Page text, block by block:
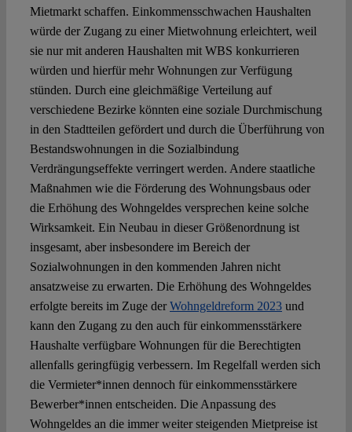
Mietmarkt schaffen. Einkommensschwachen Haushalten
würde der Zugang zu einer Mietwohnung erleichtert, weil
sie nur mit anderen Haushalten mit WBS konkurrieren
würden und hierfür mehr Wohnungen zur Verfügung
stünden. Durch eine gleichmäßige Verteilung auf
verschiedene Bezirke könnten eine soziale Durchmischung
in den Stadtteilen gefördert und durch die Überführung von
Bestandswohnungen in die Sozialbindung
Verdrängungseffekte verringert werden. Andere staatliche
Maßnahmen wie die Förderung des Wohnungsbaus oder
die Erhöhung des Wohngeldes versprechen keine solche
Wirksamkeit. Ein Neubau in dieser Größenordnung ist
insgesamt, aber insbesondere im Bereich der
Sozialwohnungen in den kommenden Jahren nicht
ansatzweise zu erwarten. Die Erhöhung des Wohngeldes
erfolgte bereits im Zuge derWohngeldreform 2023und
kann den Zugang zu den auch für einkommensstärkere
Haushalte verfügbare Wohnungen für die Berechtigten
allenfalls geringfügig verbessern. Im Regelfall werden sich
die Vermieter*innen dennoch für einkommensstärkere
Bewerber*innen entscheiden. Die Anpassung des
Wohngeldes an die immer weiter steigenden Mietpreise ist